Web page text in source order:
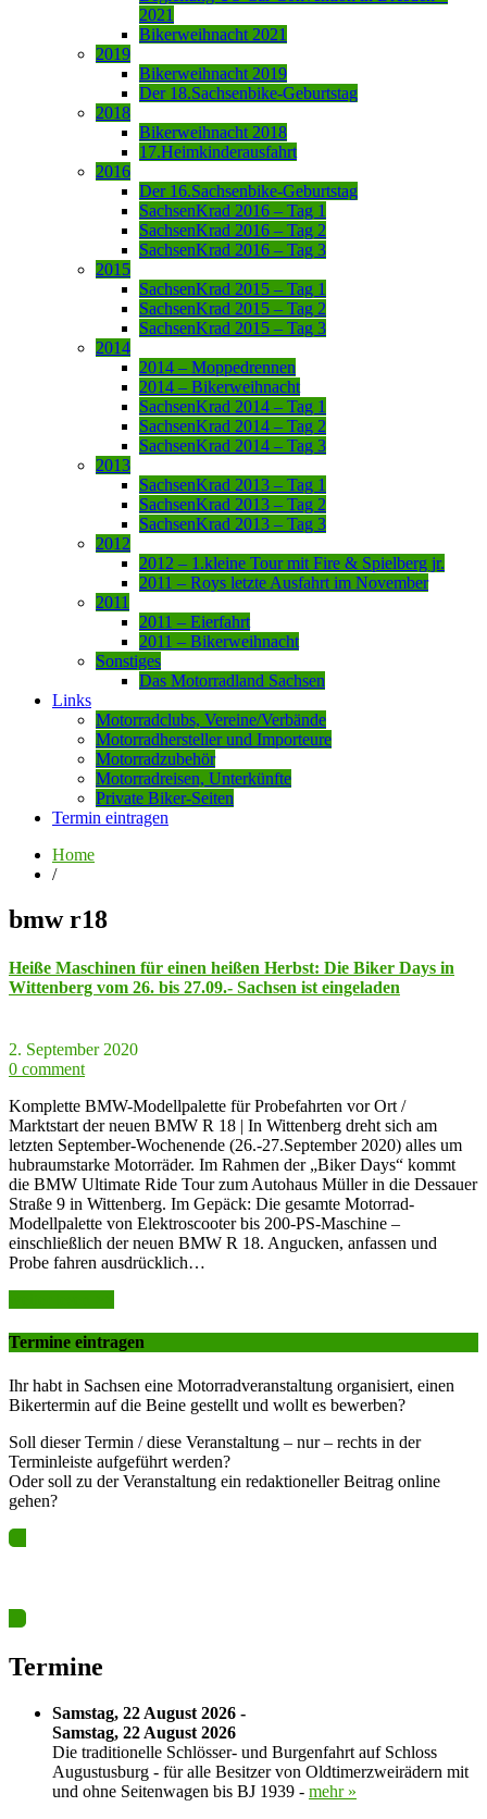
2021
Bikerweihnacht 2021
2019
Bikerweihnacht 2019
Der 18.Sachsenbike-Geburtstag
2018
Bikerweihnacht 2018
17.Heimkinderausfahrt
2016
Der 16.Sachsenbike-Geburtstag
SachsenKrad 2016 – Tag 1
SachsenKrad 2016 – Tag 2
SachsenKrad 2016 – Tag 3
2015
SachsenKrad 2015 – Tag 1
SachsenKrad 2015 – Tag 2
SachsenKrad 2015 – Tag 3
2014
2014 – Moppedrennen
2014 – Bikerweihnacht
SachsenKrad 2014 – Tag 1
SachsenKrad 2014 – Tag 2
SachsenKrad 2014 – Tag 3
2013
SachsenKrad 2013 – Tag 1
SachsenKrad 2013 – Tag 2
SachsenKrad 2013 – Tag 3
2012
2012 – 1.kleine Tour mit Fire & Spielberg jr.
2011 – Roys letzte Ausfahrt im November
2011
2011 – Eierfahrt
2011 – Bikerweihnacht
Sonstiges
Das Motorradland Sachsen
Links
Motorradclubs, Vereine/Verbände
Motorradhersteller und Importeure
Motorradzubehör
Motorradreisen, Unterkünfte
Private Biker-Seiten
Termin eintragen
Home
/
bmw r18
Heiße Maschinen für einen heißen Herbst: Die Biker Days in
Wittenberg vom 26. bis 27.09.- Sachsen ist eingeladen
2. September 2020
0 comment
Komplette BMW-Modellpalette für Probefahrten vor Ort /
Marktstart der neuen BMW R 18 | In Wittenberg dreht sich am
letzten September-Wochenende (26.-27.September 2020) alles um
hubraumstarke Motorräder. Im Rahmen der „Biker Days“ kommt
die BMW Ultimate Ride Tour zum Autohaus Müller in die Dessauer
Straße 9 in Wittenberg. Im Gepäck: Die gesamte Motorrad-
Modellpalette von Elektroscooter bis 200-PS-Maschine –
einschließlich der neuen BMW R 18. Angucken, anfassen und
Probe fahren ausdrücklich…
Termine eintragen
Ihr habt in Sachsen eine Motorradveranstaltung organisiert, einen
Bikertermin auf die Beine gestellt und wollt es bewerben?
Soll dieser Termin / diese Veranstaltung – nur – rechts in der
Terminleiste aufgeführt werden?
Oder soll zu der Veranstaltung ein redaktioneller Beitrag online
gehen?
Termine
Samstag, 22 August 2026 -
Samstag, 22 August 2026
Die traditionelle Schlösser- und Burgenfahrt auf Schloss
Augustusburg - für alle Besitzer von Oldtimerzweirädern mit
und ohne Seitenwagen bis BJ 1939 - mehr »